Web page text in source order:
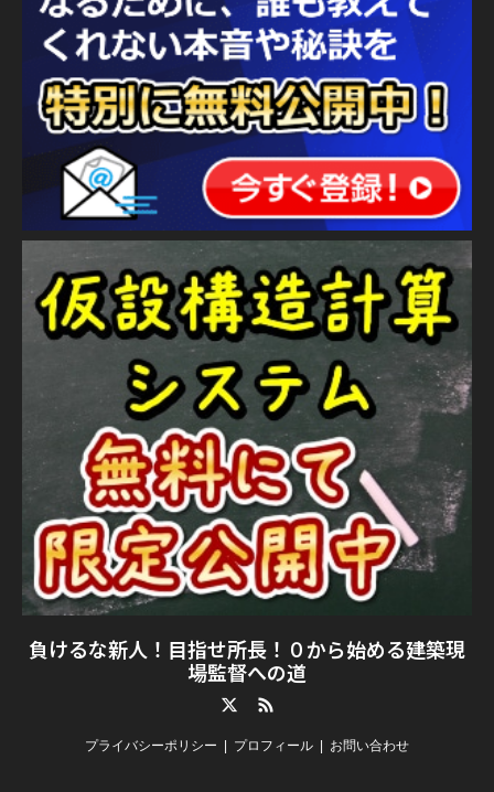
負けるな新人！目指せ所長！０から始める建築現
場監督への道
プライバシーポリシー プロフィール お問い合わせ